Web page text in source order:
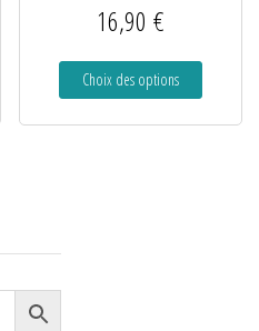
16,90€
Choix des options